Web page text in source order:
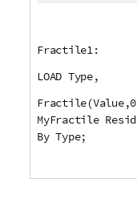
Fractile1:
LOAD Type,
MyFractile
By Type;